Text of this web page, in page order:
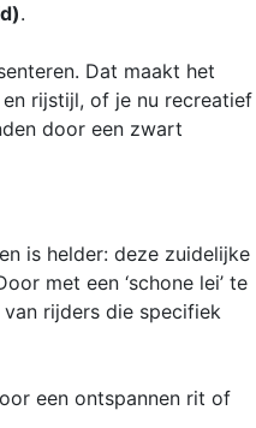
.
Dat maakt het
rijstijl, of je nu recreatief
door een zwart
is helder: deze zuidelijke
met een ‘schone lei’ te
rijders die specifiek
een ontspannen rit of